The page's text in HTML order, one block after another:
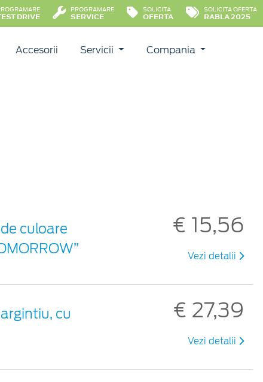
DRIVE
PROGRAMARE
SERVICE
SOLICITA
OFERTA
SOLICITA OFERTA
RABLA 2025
Accesorii Servicii Compania
culoare
€ 15,56
Vezi detalii
cu
€ 27,39
Vezi detalii